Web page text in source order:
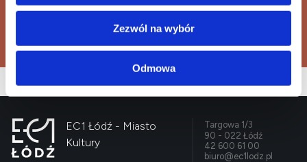
Zezwól na wybór
Odmowa
Kup bilet
EC1 Łódź - Miasto
Kultury
Targowa 1/3
90 - 022 Łódź
42 600 61 00
biuro@ec1lodz.pl